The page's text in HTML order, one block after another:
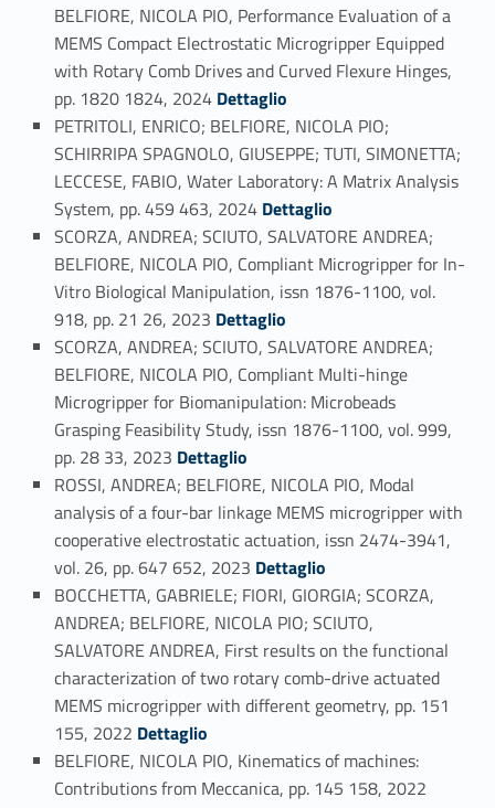
BELFIORE, NICOLA PIO, Performance Evaluation of a
MEMS Compact Electrostatic Microgripper Equipped
with Rotary Comb Drives and Curved Flexure Hinges,
pp. 1820 1824, 2024 Link identifier #identifier_person_88484-62
Dettaglio
PETRITOLI, ENRICO; BELFIORE, NICOLA PIO;
SCHIRRIPA SPAGNOLO, GIUSEPPE; TUTI, SIMONETTA;
LECCESE, FABIO, Water Laboratory: A Matrix Analysis
System, pp. 459 463, 2024 Link identifier #identifier_person_103619-63
Dettaglio
SCORZA, ANDREA; SCIUTO, SALVATORE ANDREA;
BELFIORE, NICOLA PIO, Compliant Microgripper for In-
Vitro Biological Manipulation, issn 1876-1100, vol.
918, pp. 21 26, 2023 Link identifier #identifier_person_20232-64
Dettaglio
SCORZA, ANDREA; SCIUTO, SALVATORE ANDREA;
BELFIORE, NICOLA PIO, Compliant Multi-hinge
Microgripper for Biomanipulation: Microbeads
Grasping Feasibility Study, issn 1876-1100, vol. 999,
pp. 28 33, 2023 Link identifier #identifier_person_50986-65
Dettaglio
ROSSI, ANDREA; BELFIORE, NICOLA PIO, Modal
analysis of a four-bar linkage MEMS microgripper with
cooperative electrostatic actuation, issn 2474-3941,
vol. 26, pp. 647 652, 2023 Link identifier #identifier_person_167505-66
Dettaglio
BOCCHETTA, GABRIELE; FIORI, GIORGIA; SCORZA,
ANDREA; BELFIORE, NICOLA PIO; SCIUTO,
SALVATORE ANDREA, First results on the functional
characterization of two rotary comb-drive actuated
MEMS microgripper with different geometry, pp. 151
155, 2022 Link identifier #identifier_person_56398-67
Dettaglio
BELFIORE, NICOLA PIO, Kinematics of machines:
Contributions from Meccanica, pp. 145 158, 2022